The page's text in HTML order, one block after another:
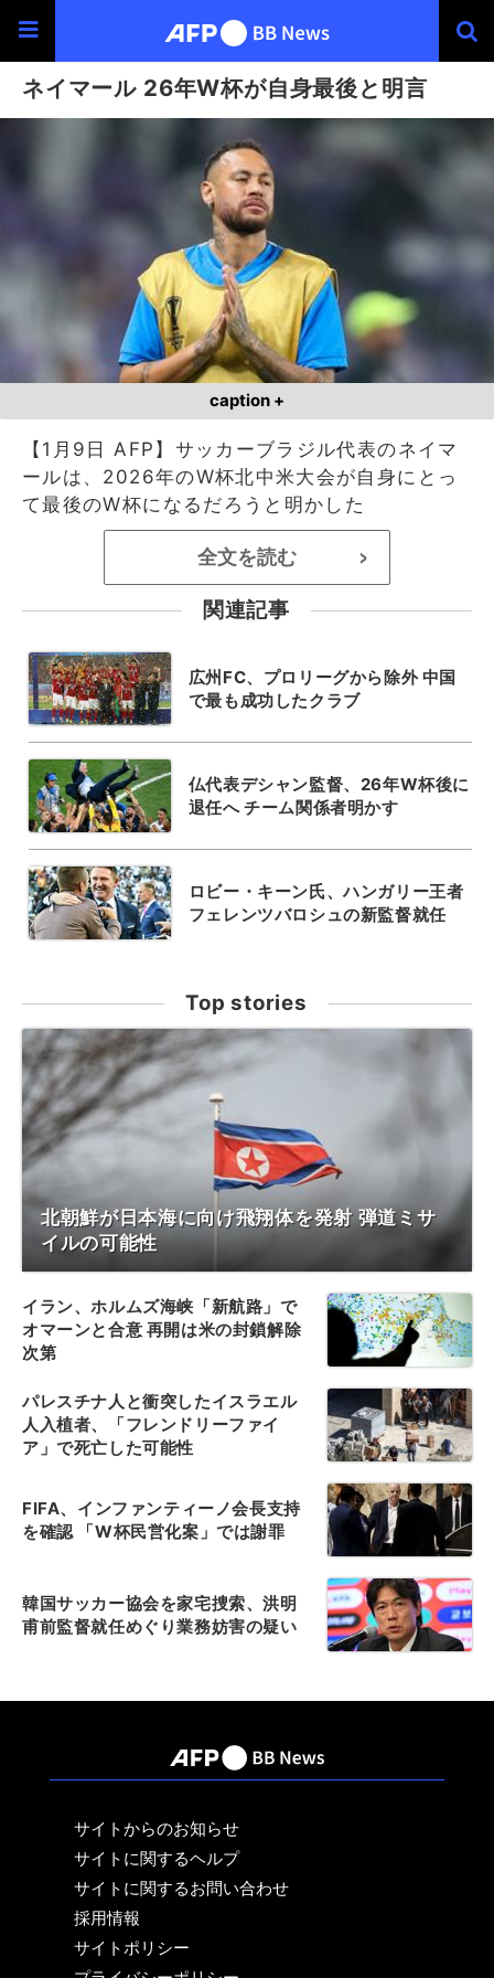
ネイマール 26年W杯が自身最後と明言
caption +
【1月9日 AFP】サッカーブラジル代表のネイマ
ールは、2026年のW杯北中米大会が自身にとっ
て最後のW杯になるだろうと明かした
全文を読む >
関連記事
広州FC、プロリーグから除外 中国
で最も成功したクラブ
仏代表デシャン監督、26年W杯後に
退任へ チーム関係者明かす
ロビー・キーン氏、ハンガリー王者
フェレンツバロシュの新監督就任
Top stories
北朝鮮が日本海に向け飛翔体を発射 弾道ミサ
イルの可能性
イラン、ホルムズ海峡「新航路」で
オマーンと合意 再開は米の封鎖解除
次第
パレスチナ人と衝突したイスラエル
人入植者、「フレンドリーファイ
ア」で死亡した可能性
FIFA、インファンティーノ会長支持
を確認 「W杯民営化案」では謝罪
韓国サッカー協会を家宅捜索、洪明
甫前監督就任めぐり業務妨害の疑い
サイトからのお知らせ
サイトに関するヘルプ
サイトに関するお問い合わせ
採用情報
サイトポリシー